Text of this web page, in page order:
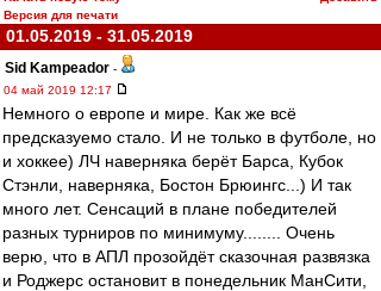
Версия для печати
01.05.2019 - 31.05.2019
Sid Kampeador -
04 май 2019 12:17
Немного о европе и мире. Как же всё
предсказуемо стало. И не только в футболе, но
и хоккее) ЛЧ наверняка берёт Барса, Кубок
Стэнли, наверняка, Бостон Брюингс...) И так
много лет. Сенсаций в плане победителей
разных турниров по минимуму........ Очень
верю, что в АПЛ прозойдёт сказочная развязка
и Роджерс остановит в понедельник МанСити,